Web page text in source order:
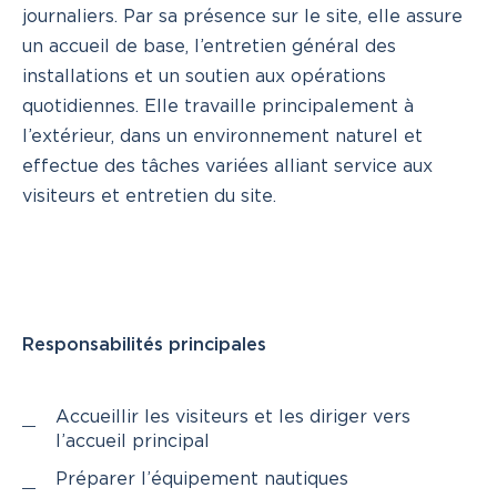
journaliers. Par sa présence sur le site, elle assure
un accueil de base, l’entretien général des
installations et un soutien aux opérations
quotidiennes. Elle travaille principalement à
l’extérieur, dans un environnement naturel et
effectue des tâches variées alliant service aux
visiteurs et entretien du site.
Responsabilités principales
Accueillir les visiteurs et les diriger vers
l’accueil principal
Préparer l’équipement nautiques